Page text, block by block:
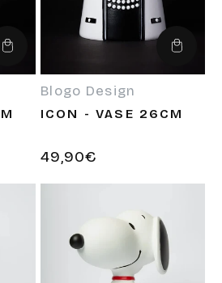
Ajouter
Ajouter
Fournisseur :
Blogo Design
ICON - VASE 26CM
Prix
habituel
49,90€